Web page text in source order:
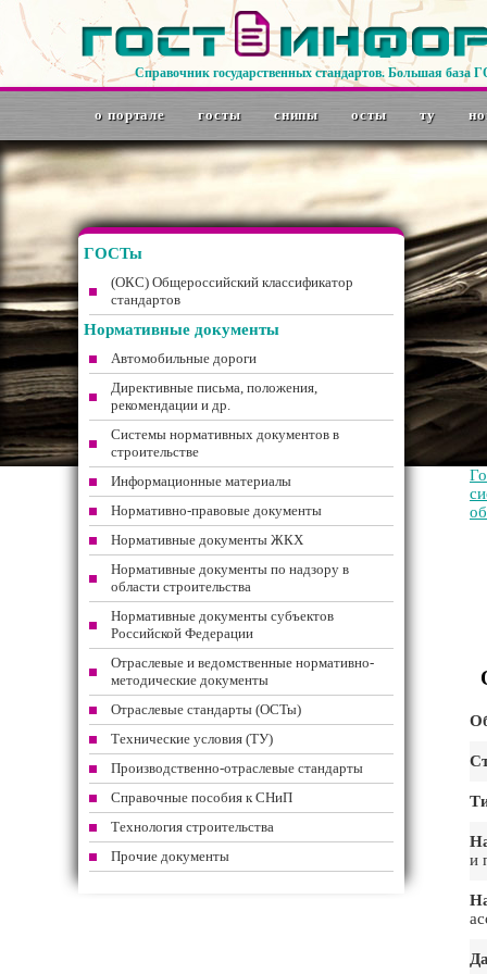
Справочник государственных стандартов. Большая база
о портале госты снипы осты ту
и
ГОСТы
(ОКС) Общероссийский классификатор
стандартов
Нормативные документы
Автомобильные дороги
Директивные письма, положения,
рекомендации и др.
Системы нормативных документов в
строительстве
Информационные материалы
Нормативно-правовые документы
Нормативные документы ЖКХ
Нормативные документы по надзору в
области строительства
Нормативные документы субъектов
Российской Федерации
Отраслевые и ведомственные нормативно-
методические документы
Отраслевые стандарты (ОСТы)
Технические условия (ТУ)
Производственно-отраслевые стандарты
Справочные пособия к СНиП
Технология строительства
Прочие документы